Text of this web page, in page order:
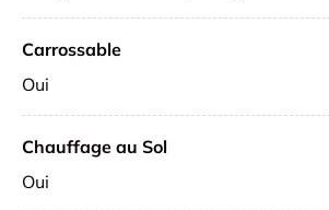
Carrossable
Oui
Chauffage au Sol
Oui